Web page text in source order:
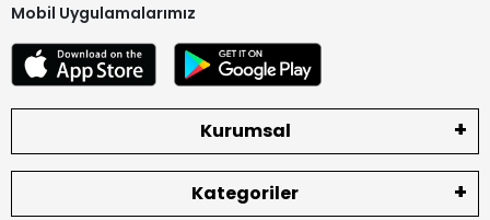
Mobil Uygulamalarımız
Kurumsal
Kategoriler